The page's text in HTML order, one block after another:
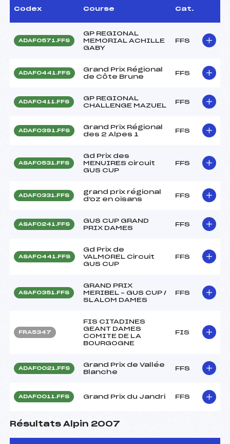
Codex Course Cat.
ADAF0571.FFS
GP REGIONAL
MEMORIAL ACHILLE
GABY
FFS
ADAF0441.FFS
Grand Prix Régional
de Côte Brune
FFS
ADAF0411.FFS
GP REGIONAL
CHALLENGE MAZUEL
FFS
ADAF0391.FFS
Grand Prix Régional
des 2 Alpes 1
FFS
ASAF0531.FFS
Gd Prix des
MENUIRES circuit
GUS CUP
FFS
ADAF0331.FFS
grand prix régional
d'oz en oisans
FFS
ASAF0241.FFS
GUS CUP GRAND
PRIX DAMES
FFS
ASAF0441.FFS
Gd Prix de
VALMOREL Circuit
GUS CUP
FFS
ASAF0351.FFS
GRAND PRIX
MERIBEL – GUS CUP /
SLALOM DAMES
FFS
FRA5347
FIS CITADINES
GEANT DAMES
COMITE DE LA
BOURGOGNE
FIS
ADAF0021.FFS
Grand Prix de Vallée
Blanche
FFS
ADAF0011.FFS Grand Prix du Jandri FFS
Résultats Alpin 2007